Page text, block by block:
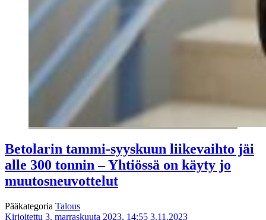
Betolarin tammi-syyskuun liikevaihto jäi
alle 300 tonnin – Yhtiössä on käyty jo
muutosneuvottelut
Pääkategoria Talous
Kirjoitettu 3. marraskuuta 2023, 14:55 3.11.2023